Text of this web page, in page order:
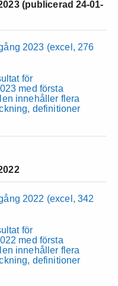
(publicerad 24-01-
2023 (excel, 276
för
med första
innehåller flera
definitioner
2022 (excel, 342
för
med första
innehåller flera
definitioner